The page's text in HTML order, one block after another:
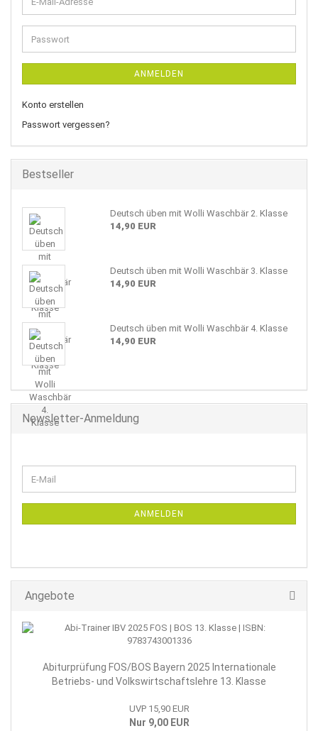
Mail-
Adresse
Passwort
ANMELDEN
Konto erstellen
Passwort vergessen?
Bestseller
Deutsch üben mit Wolli Waschbär 2. Klasse
14,90 EUR
Deutsch üben mit Wolli Waschbär 3. Klasse
14,90 EUR
Deutsch üben mit Wolli Waschbär 4. Klasse
14,90 EUR
Newsletter-Anmeldung
ZUR
E-
Mail
ANMELDEN
Angebote
Abiturprüfung FOS/BOS Bayern 2025 Internationale
Betriebs- und Volkswirtschaftslehre 13. Klasse
UVP 15,90 EUR
Nur 9,00 EUR